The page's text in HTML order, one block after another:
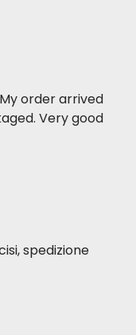
order arrived
Very good
spedizione